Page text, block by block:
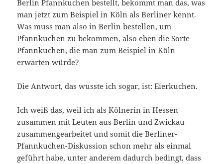
Berlin Pfannkuchen bestellt, bekommt man das, was
man jetzt zum Beispiel in Köln als Berliner kennt.
Was muss man also in Berlin bestellen, um
Pfannkuchen zu bekommen, also eben die Sorte
Pfannkuchen, die man zum Beispiel in Köln
erwarten würde?
Die Antwort, das wusste ich sogar, ist: Eierkuchen.
Ich weiß das, weil ich als Kölnerin in Hessen
zusammen mit Leuten aus Berlin und Zwickau
zusammengearbeitet und somit die Berliner-
Pfannkuchen-Diskussion schon mehr als einmal
geführt habe, unter anderem dadurch bedingt, dass